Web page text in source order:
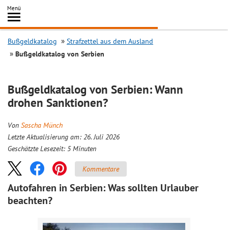
Inhalt
springen
Menü
Search
Bußgeldkatalog
Strafzettel aus dem Ausland
Bußgeldkatalog von Serbien
Bußgeldkatalog von Serbien: Wann
drohen Sanktionen?
Von Sascha Münch
Letzte Aktualisierung am: 26. Juli 2026
Geschätzte Lesezeit: 5 Minuten
Kommentare
Autofahren in Serbien: Was sollten Urlauber
beachten?